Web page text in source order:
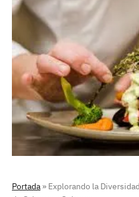
Portada » Explorando la